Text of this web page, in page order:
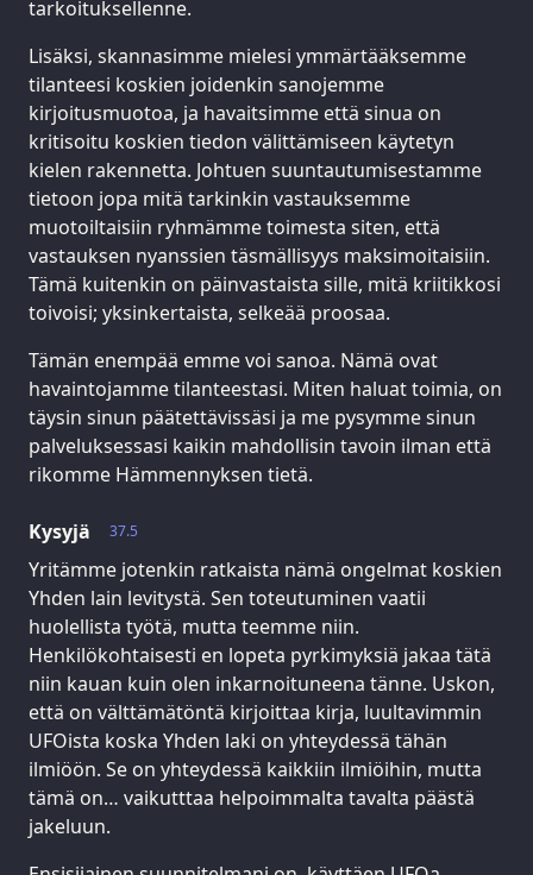
tarkoituksellenne.
Lisäksi, skannasimme mielesi ymmärtääksemme
tilanteesi koskien joidenkin sanojemme
kirjoitusmuotoa, ja havaitsimme että sinua on
kritisoitu koskien tiedon välittämiseen käytetyn
kielen rakennetta. Johtuen suuntautumisestamme
tietoon jopa mitä tarkinkin vastauksemme
muotoiltaisiin ryhmämme toimesta siten, että
vastauksen nyanssien täsmällisyys maksimoitaisiin.
Tämä kuitenkin on päinvastaista sille, mitä kriitikkosi
toivoisi; yksinkertaista, selkeää proosaa.
Tämän enempää emme voi sanoa. Nämä ovat
havaintojamme tilanteestasi. Miten haluat toimia, on
täysin sinun päätettävissäsi ja me pysymme sinun
palveluksessasi kaikin mahdollisin tavoin ilman että
rikomme Hämmennyksen tietä.
37.5
Kysyjä
Yritämme jotenkin ratkaista nämä ongelmat koskien
Yhden lain levitystä. Sen toteutuminen vaatii
huolellista työtä, mutta teemme niin.
Henkilökohtaisesti en lopeta pyrkimyksiä jakaa tätä
niin kauan kuin olen inkarnoituneena tänne. Uskon,
että on välttämätöntä kirjoittaa kirja, luultavimmin
UFOista koska Yhden laki on yhteydessä tähän
ilmiöön. Se on yhteydessä kaikkiin ilmiöihin, mutta
tämä on… vaikutttaa helpoimmalta tavalta päästä
jakeluun.